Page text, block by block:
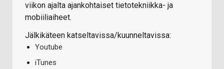
viikon ajalta ajankohtaiset tietotekniikka- ja
mobiiliaiheet.
Jälkikäteen katseltavissa/kuunneltavissa:
Youtube
iTunes